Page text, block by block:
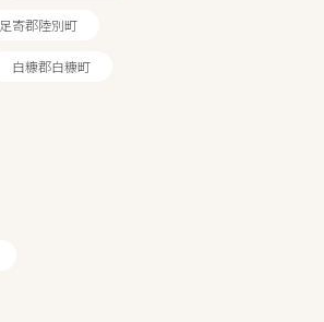
足寄郡陸別町
白糠郡白糠町